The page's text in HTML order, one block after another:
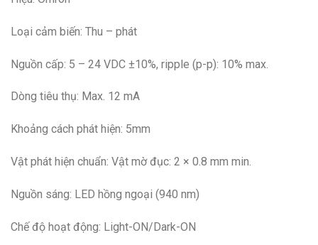
Loại cảm biến: Thu – phát
Nguồn cấp: 5 – 24 VDC ±10%, ripple (p-p): 10% max.
Dòng tiêu thụ: Max. 12 mA
Khoảng cách phát hiện: 5mm
Vật phát hiện chuẩn: Vật mờ đục: 2 × 0.8 mm min.
Nguồn sáng: LED hồng ngoại (940 nm)
Chế độ hoạt động: Light-ON/Dark-ON